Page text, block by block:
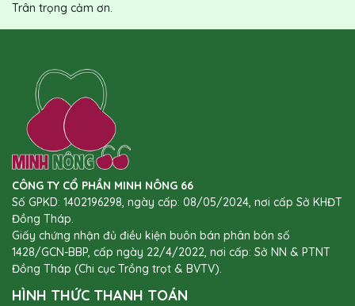
Trân trọng cảm ơn.
CÔNG TY CỔ PHẦN MINH NÔNG 66
Số GPKD: 1402196298, ngày cấp: 08/05/2024, nơi cấp Sở KHĐT
Đồng Tháp.
Giấy chứng nhận đủ điều kiện buôn bán phân bón số
1428/GCN-BBP, cấp ngày 22/4/2022, nơi cấp: Sở NN & PTNT
Đồng Tháp (Chi cục Trồng trọt & BVTV).
HÌNH THỨC THANH TOÁN